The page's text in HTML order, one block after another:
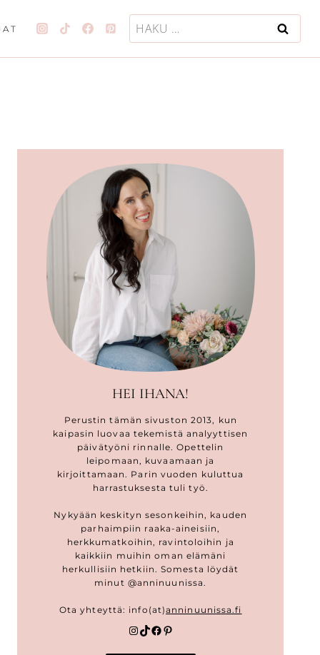
Haku:
HEI IHANA!
Perustin tämän sivuston 2013, kun
kaipasin luovaa tekemistä analyyttisen
päivätyöni rinnalle. Opettelin
leipomaan, kuvaamaan ja
kirjoittamaan. Parin vuoden kuluttua
harrastuksesta tuli työ.
Nykyään keskityn sesonkeihin, kauden
parhaimpiin raaka-aineisiin,
herkkumatkoihin, ravintoloihin ja
kaikkiin muihin oman elämäni
herkullisiin hetkiin. Somesta löydät
minut @anninuunissa.
Ota yhteyttä: info(at)anninuunissa.fi
Instagram
TikTok
Facebook
Pinterest